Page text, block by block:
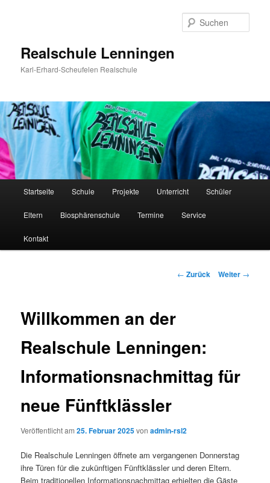
Realschule Lenningen
Karl-Erhard-Scheufelen Realschule
Startseite Schule Projekte Unterricht Schüler
Eltern Biosphärenschule Termine Service
Kontakt
Beitrags-
← Zurück Weiter →
Willkommen an der
Realschule Lenningen:
Informationsnachmittag für
neue Fünftklässler
Veröffentlicht am25. Februar 2025vonadmin-rsl2
Die Realschule Lenningen öffnete am vergangenen Donnerstag
ihre Türen für die zukünftigen Fünftklässler und deren Eltern.
Beim traditionellen Informationsnachmittag erhielten die Gäste